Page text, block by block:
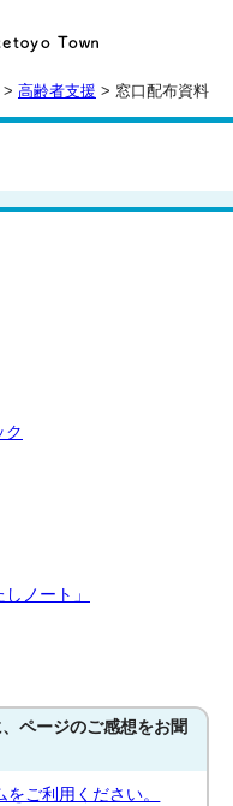
> 高齢者支援 > 窓口配布資料
ク
ノート」
ページのご感想をお聞
ご利用ください。